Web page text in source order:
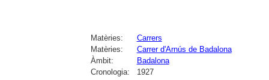
Matèries:
Carrers
Matèries:
Carrer d'Arnús de Badalona
Àmbit:
Badalona
Cronologia:
1927